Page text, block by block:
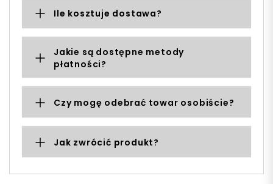
Ile kosztuje dostawa?
Jakie są dostępne metody
płatności?
Czy mogę odebrać towar osobiście?
Jak zwrócić produkt?